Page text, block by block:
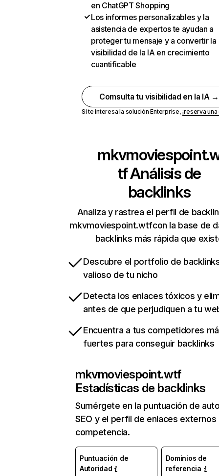
en ChatGPT Shopping
Los informes personalizables y la
asistencia de expertos te ayudan a
proteger tu mensaje y a convertir la
visibilidad de la IA en crecimiento
cuantificable
Comsulta tu visibilidad en la IA →
Si te interesa la solución Enterprise,¡reserva
tfAnálisis de
backlinks
Analiza y rastrea el perfil de
mkvmoviespoint.wtfcon la base de
backlinks más rápida que
Descubre el portfolio de
valioso de tu nicho
Detecta los enlaces tóxicos y
antes de que perjudiquen a tu
Encuentra a tus competidores
fuertes para conseguir backlinks
mkvmoviespoint.wtf
Estadísticas de backlinks
Sumérgete en la puntuación de
SEO y el perfil de enlaces externos
competencia.
Puntuación de
Autoridad
Dominios de
referencia